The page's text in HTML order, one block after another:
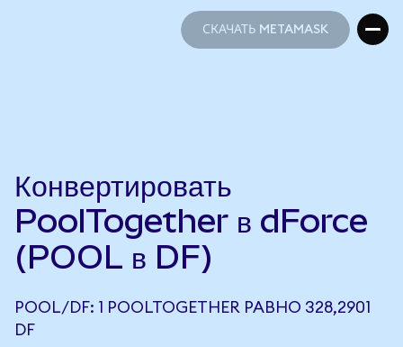
СКАЧАТЬ METAMASK
Конвертировать
PoolTogether в dForce
(POOL в DF)
POOL/DF: 1 POOLTOGETHER РАВНО 328,2901
DF